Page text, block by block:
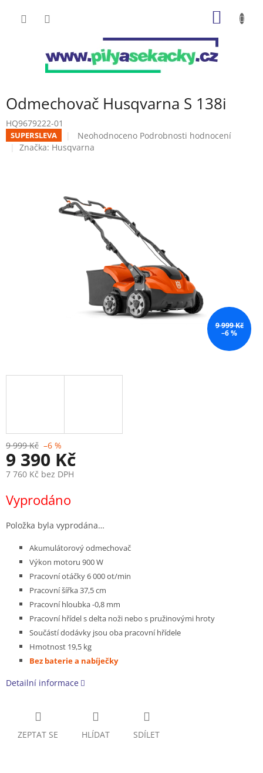
Odmechovač Husqvarna S 138i
HQ9679222-01
SUPERSLEVA
Průměrné
hodnocení
5
hvězdiček.
Neohodnoceno Podrobnosti hodnocení
Značka: Husqvarna
9 999 Kč
–6 %
9 999 Kč –6 %
9 390 Kč
7 760 Kč bez DPH
cena:
Vyprodáno
Položka byla vyprodána…
Akumulátorový odmechovač
Výkon motoru 900 W
Pracovní otáčky 6 000 ot/min
Pracovní šířka 37,5 cm
Pracovní hloubka -0,8 mm
Pracovní hřídel s delta noži nebo s pružinovými hroty
Součástí dodávky jsou oba pracovní hřídele
Hmotnost 19,5 kg
Bez baterie a nabíječky
Detailní informace
ZEPTAT SE HLÍDAT SDÍLET